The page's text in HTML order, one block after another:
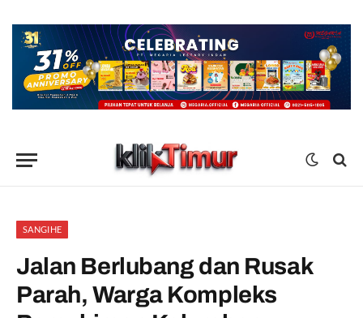
SANGIHE
Jalan Berlubang dan Rusak
Parah, Warga Kompleks